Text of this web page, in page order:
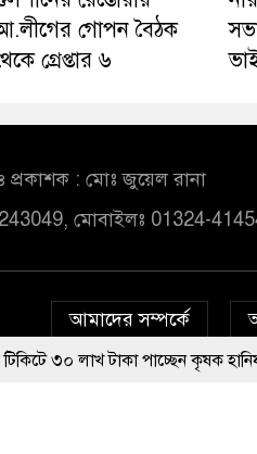
গোপন বৈঠক
গ্রেপ্তার ৬
প্রকাশক : মোঃ জুয়েল রানা
মোবাইলঃ 01324-
আমাদের সম্পর্কে
টাকা পাচ্ছেন কৃষক হানিফ বোমা